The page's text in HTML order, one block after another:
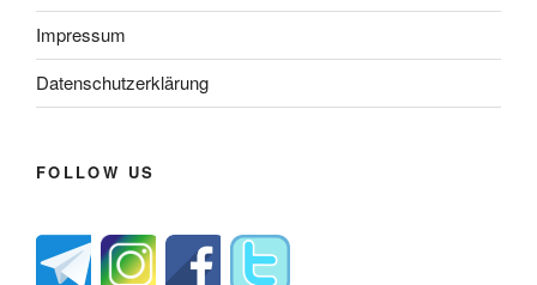
Impressum
Datenschutzerklärung
FOLLOW US